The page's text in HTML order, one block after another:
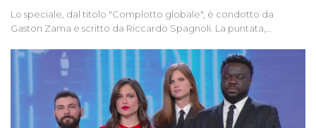
Lo speciale, dal titolo "Complotto globale", è condotto da
Gaston Zama e scritto da Riccardo Spagnoli. La puntata,
racconta l'universo delle narrazioni alternative, dei sospetti
globali e del complottismo che negli ultimi anni hanno invaso
social network, talk show, piazze digitali e immaginario collettivo.